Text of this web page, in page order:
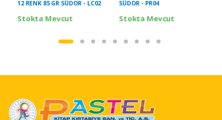
12 RENK 85 GR SÜDOR - LC02
Stokta Mevcut
SÜDOR - PR04
Stokta Mevcut